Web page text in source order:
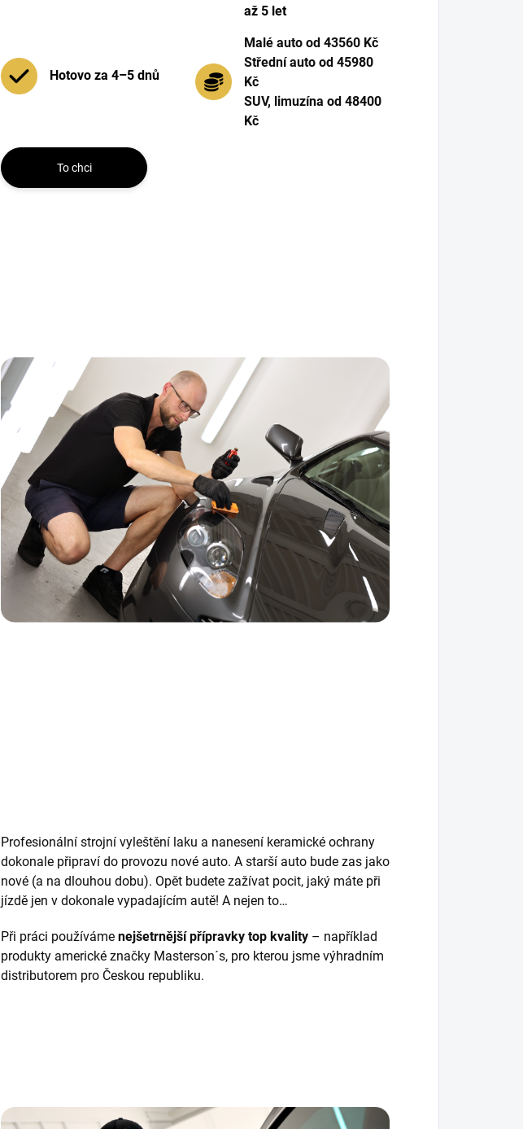
až 5 let
Hotovo za 4–5 dnů
Malé auto od 43560 Kč
Střední auto od 45980
Kč
SUV, limuzína od 48400
Kč
To chci
Profesionální strojní vyleštění laku a nanesení keramické ochrany
dokonale připraví do provozu nové auto. A starší auto bude zas jako
nové (a na dlouhou dobu). Opět budete zažívat pocit, jaký máte při
jízdě jen v dokonale vypadajícím autě! A nejen to…
Při práci používáme nejšetrnější přípravky top kvality – například
produkty americké značky Masterson´s, pro kterou jsme výhradním
distributorem pro Českou republiku.